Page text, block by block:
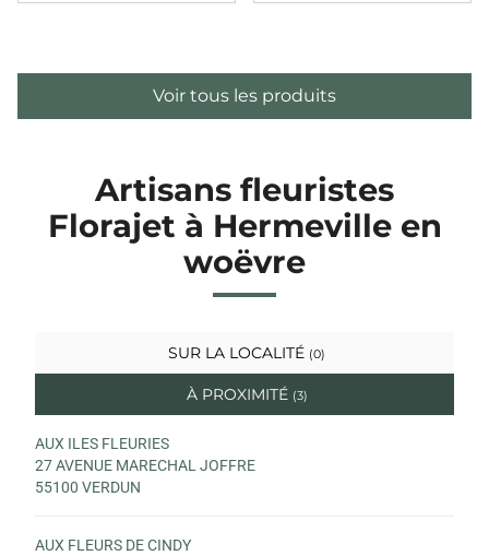
Voir tous les produits
Artisans fleuristes
Florajet à Hermeville en
woëvre
SUR LA LOCALITÉ (0)
À PROXIMITÉ (3)
AUX ILES FLEURIES
27 AVENUE MARECHAL JOFFRE
55100 VERDUN
AUX FLEURS DE CINDY